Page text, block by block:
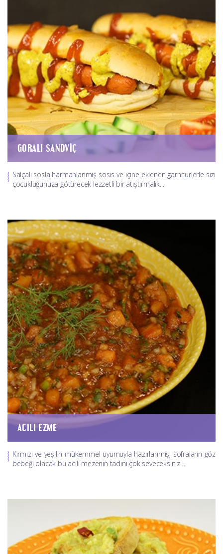
GORALI SANDVIÇ
Salçalı sosla harmanlanmış sosis ve içine eklenen garnitürlerle sizi
çocukluğunuza götürecek lezzetli bir atıştırmalık...
ACILI EZME
Kırmızı ve yeşilin mükemmel uyumuyla hazırlanmış, sofraların göz
bebeği olacak bu acılı mezenin tadını çok seveceksiniz…